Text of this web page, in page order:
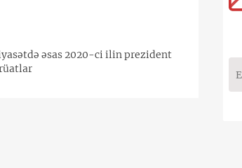
əsas 2020-ci ilin prezident